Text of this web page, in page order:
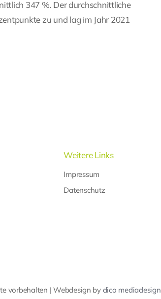
347 %. Der durchschnittliche
zu und lag im Jahr 2021
Weitere Links
Impressum
Datenschutz
vorbehalten | Webdesign by dico mediadesign